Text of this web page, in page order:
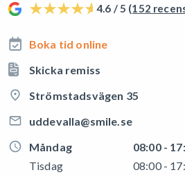
4.6 / 5 (152
Boka tid online
Skicka remiss
Strömstadsvägen 35
uddevalla@smile.se
Måndag
08:00 -
Tisdag
08:00 -